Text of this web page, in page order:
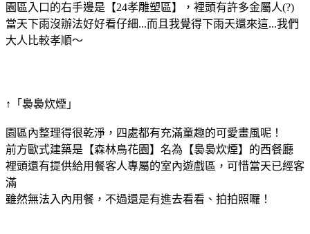
園區入口的右手邊是【24孝雕塑區】，裡頭有許多金屬人(?)
當天下雨沒辦法好好看仔細...而且我覺得下雨天還來這...我們
大人比較孝順～
↑「裊裊炊煙」
園區內整理得很乾淨，四處都有充滿童趣的可愛畫風呢！
前方歐式建築是【森林鳥花園】名為【裊裊炊煙】的西餐廳
裡頭還有提供給用餐客人專屬的室內遊戲區，可惜當天已經客
滿
雖然無法入內用餐，不過還是有進去看看、拍拍照囉！